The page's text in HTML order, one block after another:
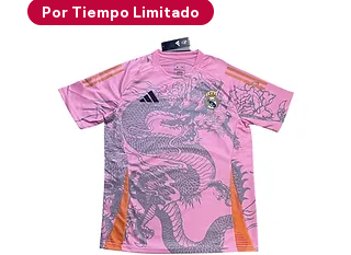
Por Tiempo Limitado